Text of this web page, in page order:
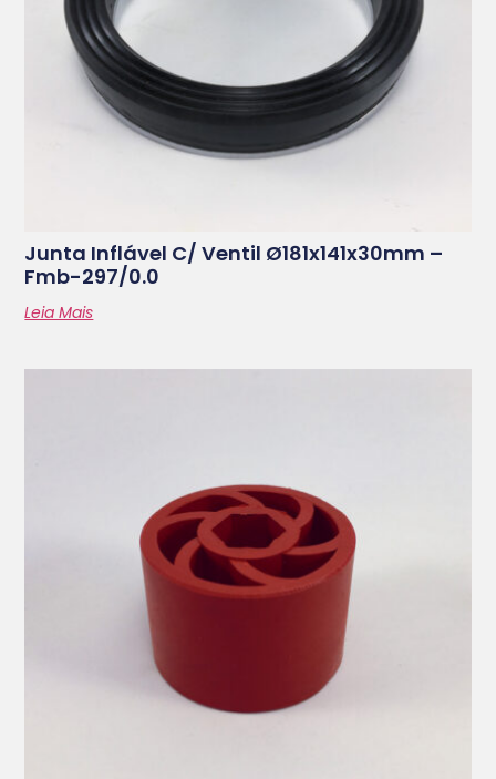
Junta Inflável C/ Ventil Ø181x141x30mm –
Fmb-297/0.0
Leia Mais